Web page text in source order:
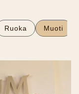
Ruoka Muoti